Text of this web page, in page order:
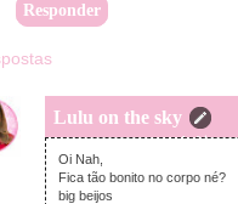
Responder
Lulu on the sky
segunda-feira,
Oi Nah,
Fica tão bonito no corpo né?
big beijos